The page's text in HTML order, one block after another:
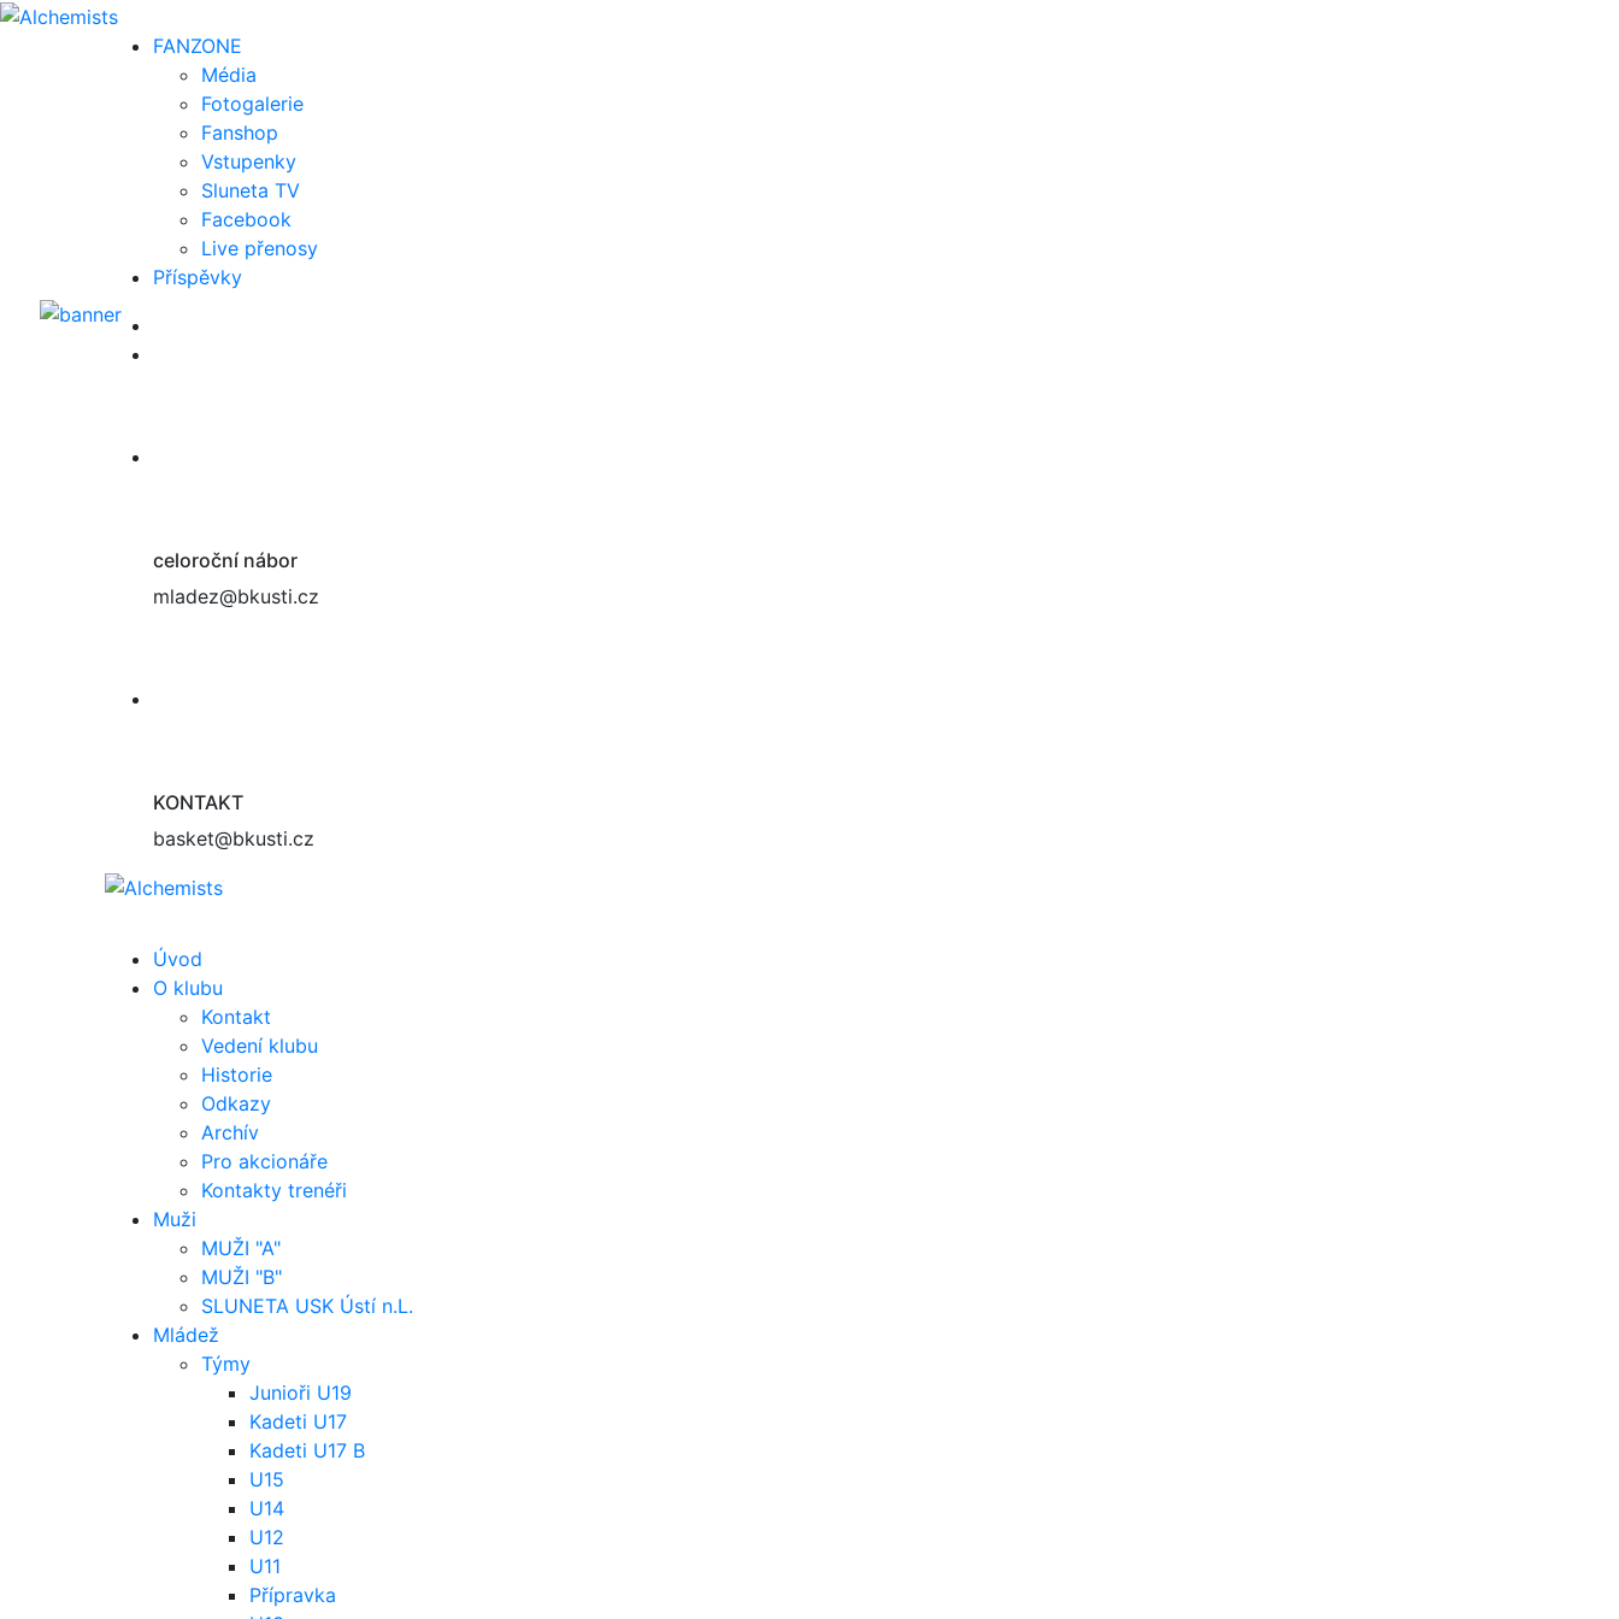
FANZONE
Média
Fotogalerie
Fanshop
Vstupenky
Sluneta TV
Facebook
Live přenosy
Příspěvky
celoroční nábor
mladez@bkusti.cz
KONTAKT
basket@bkusti.cz
Úvod
O klubu
Kontakt
Vedení klubu
Historie
Odkazy
Archív
Pro akcionáře
Kontakty trenéři
Muži
MUŽI "A"
MUŽI "B"
SLUNETA USK Ústí n.L.
Mládež
Týmy
Junioři U19
Kadeti U17
Kadeti U17 B
U15
U14
U12
U11
Přípravka